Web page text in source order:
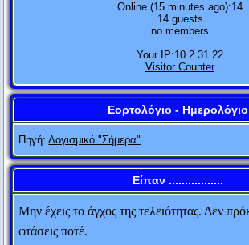
Online (15 minutes ago):14
14 guests
no members
Your IP:10.2.31.22
Visitor Counter
Εορτολόγιο - Ημερολόγιο
Πηγή:Λογισμικό "Σήμερα"
Είπαν .................
Αν η θεωρία της σχετικότητας αποδειχτεί
κόσμου. Αν η θεωρία της σχετικότητας
Αλβέρτος Αϊνστάιν
Ποτέ μην τα βάζεις μ' έναν ηλίθιο. Είναι
στο επίπεδό του και θα σε νικήσει εκ πείρας.
Ανώνυμος
Μην έχεις το άγχος της τελειότητας. Δεν
φτάσεις ποτέ.